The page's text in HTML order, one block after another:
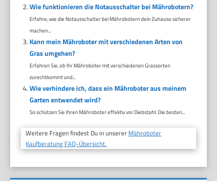
Wie funktionieren die Notausschalter bei Mährobotern?
Erfahre, wie die Notausschalter bei Mährobotern dein Zuhause sicherer
machen...
Kann mein Mähroboter mit verschiedenen Arten von
Gras umgehen?
Erfahren Sie, ob Ihr Mähroboter mit verschiedenen Grassorten
zurechtkommt und...
Wie verhindere ich, dass ein Mähroboter aus meinem
Garten entwendet wird?
So schützen Sie Ihren Mähroboter effektiv vor Diebstahl: Die besten...
Weitere Fragen findest Du in unserer Mähroboter
Kaufberatung FAQ-Übersicht.